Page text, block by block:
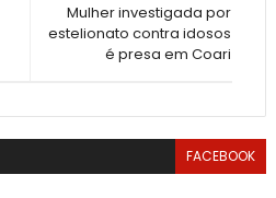
Mulher investigada por
estelionato contra idosos
é presa em Coari
FACEBOOK